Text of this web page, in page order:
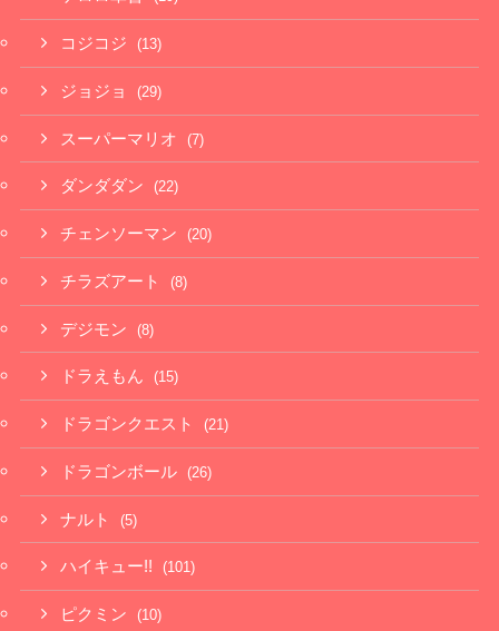
コジコジ (13)
ジョジョ (29)
スーパーマリオ (7)
ダンダダン (22)
チェンソーマン (20)
チラズアート (8)
デジモン (8)
ドラえもん (15)
ドラゴンクエスト (21)
ドラゴンボール (26)
ナルト (5)
ハイキュー!! (101)
ピクミン (10)